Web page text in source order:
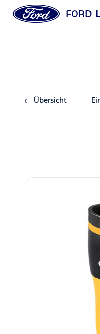
FORD
Übersicht